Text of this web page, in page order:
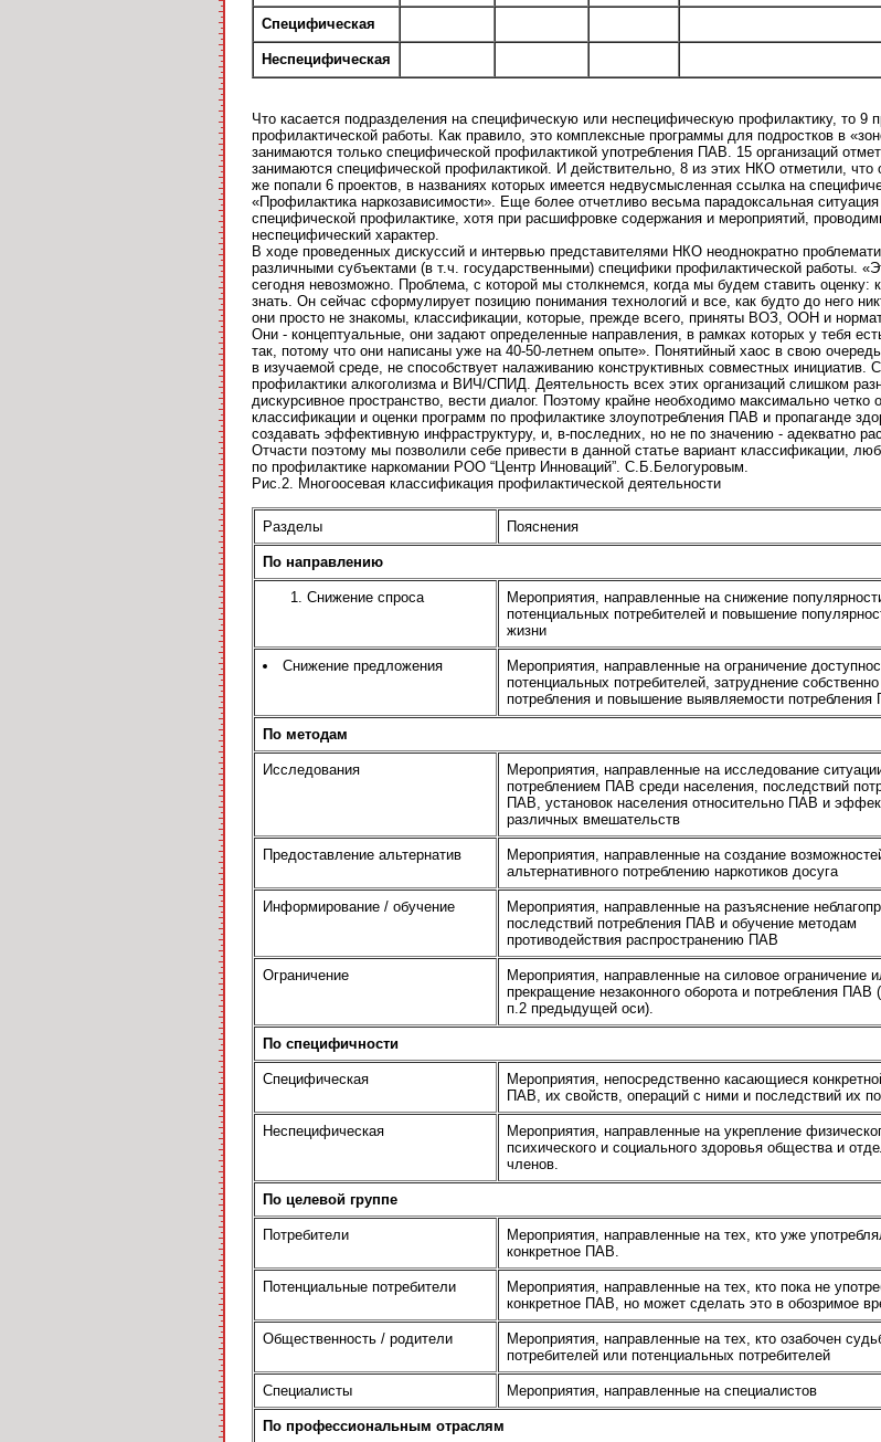
Специфическая
Неспецифическая
Что касается подразделения на специфическую или неспецифическую профилактику, то
профилактической работы. Как правило, это комплексные программы для подростков в
занимаются только специфической профилактикой употребления ПАВ. 15 организаций
занимаются специфической профилактикой. И действительно, 8 из этих НКО отметили,
же попали 6 проектов, в названиях которых имеется недвусмысленная ссылка на
«Профилактика наркозависимости». Еще более отчетливо весьма парадоксальная
специфической профилактике, хотя при расшифровке содержания и мероприятий,
неспецифический характер.
В ходе проведенных дискуссий и интервью представителями НКО неоднократно
различными субъектами (в т.ч. государственными) специфики профилактической работы.
сегодня невозможно. Проблема, с которой мы столкнемся, когда мы будем ставить
знать. Он сейчас сформулирует позицию понимания технологий и все, как будто до него
они просто не знакомы, классификации, которые, прежде всего, приняты ВОЗ, ООН и
Они - концептуальные, они задают определенные направления, в рамках которых у тебя
так, потому что они написаны уже на 40-50-летнем опыте». Понятийный хаос в свою
в изучаемой среде, не способствует налаживанию конструктивных совместных
профилактики алкоголизма и ВИЧ/СПИД. Деятельность всех этих организаций слишком
дискурсивное пространство, вести диалог. Поэтому крайне необходимо максимально
классификации и оценки программ по профилактике злоупотребления ПАВ и пропаганде
создавать эффективную инфраструктуру, и, в-последних, но не по значению - адекватно
Отчасти поэтому мы позволили себе привести в данной статье вариант классификации,
по профилактике наркомании РОО “Центр Инноваций”. С.Б.Белогуровым.
Рис.2. Многоосевая классификация профилактической деятельности
Разделы Пояснения
По направлению
Снижение спроса
Мероприятия, направленные на снижение
потенциальных потребителей и повышение
жизни
Снижение предложения
Мероприятия, направленные на ограничение
потенциальных потребителей, затруднение
потребления и повышение выявляемости потребления
По методам
Исследования
Мероприятия, направленные на исследование
потреблением ПАВ среди населения, последствий
ПАВ, установок населения относительно ПАВ и
различных вмешательств
Предоставление альтернатив
Мероприятия, направленные на создание
альтернативного потреблению наркотиков досуга
Информирование / обучение
Мероприятия, направленные на разъяснение
последствий потребления ПАВ и обучение методам
противодействия распространению ПАВ
Ограничение
Мероприятия, направленные на силовое ограничение
прекращение незаконного оборота и потребления ПАВ
п.2 предыдущей оси).
По специфичности
Специфическая
Мероприятия, непосредственно касающиеся
ПАВ, их свойств, операций с ними и последствий их
Неспецифическая
Мероприятия, направленные на укрепление
психического и социального здоровья общества и
членов.
По целевой группе
Потребители
Мероприятия, направленные на тех, кто уже
конкретное ПАВ.
Потенциальные потребители
Мероприятия, направленные на тех, кто пока не
конкретное ПАВ, но может сделать это в обозримое
Общественность / родители
Мероприятия, направленные на тех, кто озабочен
потребителей или потенциальных потребителей
Специалисты Мероприятия, направленные на специалистов
По профессиональным отраслям